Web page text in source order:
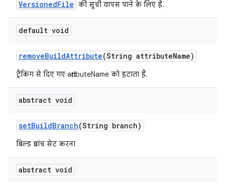
VersionedFile की सूची वापस पाने के लिए है.
default void
removeBuildAttribute(String attributeName)
ट्रैकिंग से दिए गए attributeName को हटाता है.
abstract void
setBuildBranch(String branch)
बिल्ड ब्रांच सेट करना
abstract void